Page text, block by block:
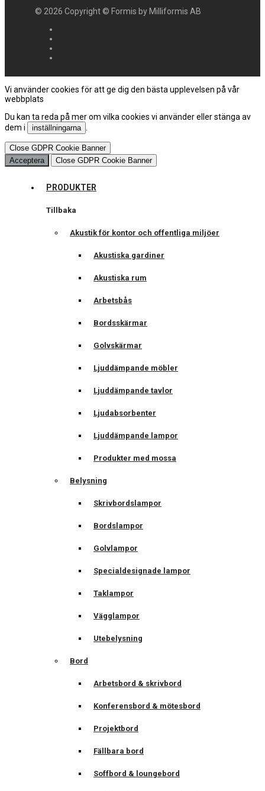
© 2026 Copyright © Formis by Milliformis AB
Vi använder cookies för att ge dig den bästa upplevelsen på vår
webbplats
Du kan ta reda på mer om vilka cookies vi använder eller stänga av
dem i
inställningarna .
Close GDPR Cookie Banner
Acceptera
Close GDPR Cookie Banner
PRODUKTER
Tillbaka
Akustik för kontor och offentliga miljöer
Akustiska gardiner
Akustiska rum
Arbetsbås
Bordsskärmar
Golvskärmar
Ljuddämpande möbler
Ljuddämpande tavlor
Ljudabsorbenter
Ljuddämpande lampor
Produkter med mossa
Belysning
Skrivbordslampor
Bordslampor
Golvlampor
Specialdesignade lampor
Taklampor
Vägglampor
Utebelysning
Bord
Arbetsbord & skrivbord
Konferensbord & mötesbord
Projektbord
Fällbara bord
Soffbord & loungebord